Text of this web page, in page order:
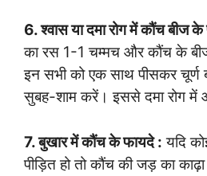
6. श्वास या दमा रोग में कौंच बीज
का रस 1-1 चम्मच और कौंच के
इन सभी को एक साथ पीसकर
सुबह-शाम करें। इससे दमा रोग में
7. बुखार में कौंच के फायदे : यदि
पीड़ित हो तो कौंच की जड़ का